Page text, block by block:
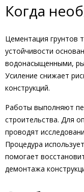
Когда
Цементация грунтов
устойчивости
водонасыщенными,
Усиление снижает
конструкций.
Работы выполняют
строительства. Для
проводят
Процедура
помогает
демонтажа